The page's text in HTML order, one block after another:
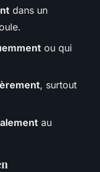
dans un
ou qui
, surtout
au